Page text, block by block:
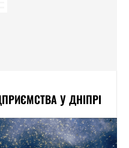
У ДНІПРІ